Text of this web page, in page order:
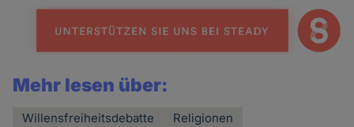
Mehr lesen über:
Willensfreiheitsdebatte Religionen